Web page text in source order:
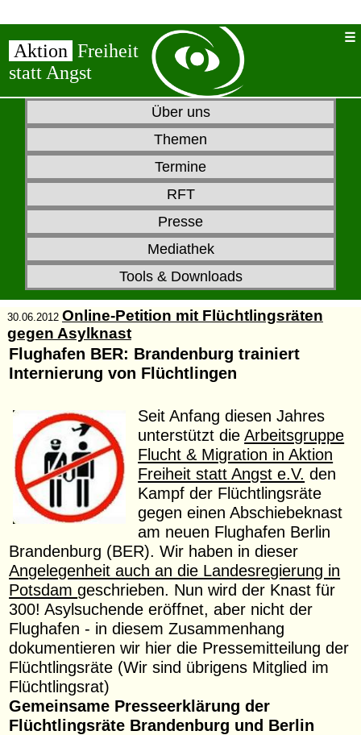
Aktion Freiheit
statt Angst
Über uns
Themen
Termine
RFT
Presse
Mediathek
Tools & Downloads
30.06.2012 Online-Petition mit Flüchtlingsräten
gegen Asylknast
Flughafen BER: Brandenburg trainiert
Internierung von Flüchtlingen
Seit Anfang diesen Jahres
unterstützt dieArbeitsgruppe
Flucht & Migration in Aktion
Freiheit statt Angst e.V. den
Kampf der Flüchtlingsräte
gegen einen Abschiebeknast
am neuen Flughafen Berlin
Brandenburg (BER). Wir haben in dieser
Angelegenheit auch an die Landesregierung in
Potsdamgeschrieben. Nun wird der Knast für
300! Asylsuchende eröffnet, aber nicht der
Flughafen - in diesem Zusammenhang
dokumentieren wir hier die Pressemitteilung der
Flüchtlingsräte (Wir sind übrigens Mitglied im
Flüchtlingsrat)
Gemeinsame Presseerklärung der
Flüchtlingsräte Brandenburg und Berlin